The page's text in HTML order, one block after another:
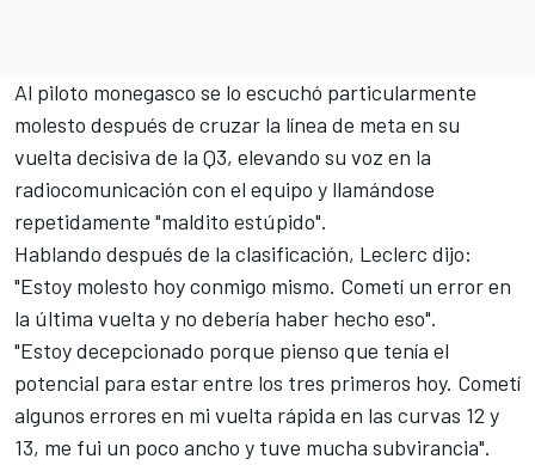
Al piloto monegasco se lo escuchó particularmente
molesto después de cruzar la línea de meta en su
vuelta decisiva de la Q3, elevando su voz en la
radiocomunicación con el equipo y llamándose
repetidamente "maldito estúpido".
Hablando después de la clasificación, Leclerc dijo:
"Estoy molesto hoy conmigo mismo. Cometí un error en
la última vuelta y no debería haber hecho eso".
"Estoy decepcionado porque pienso que tenía el
potencial para estar entre los tres primeros hoy. Cometí
algunos errores en mi vuelta rápida en las curvas 12 y
13, me fui un poco ancho y tuve mucha subvirancia".